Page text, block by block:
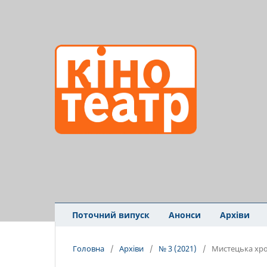
Поточний випуск Анонси Архіви
Головна / Архіви / № 3 (2021) / Мистецька